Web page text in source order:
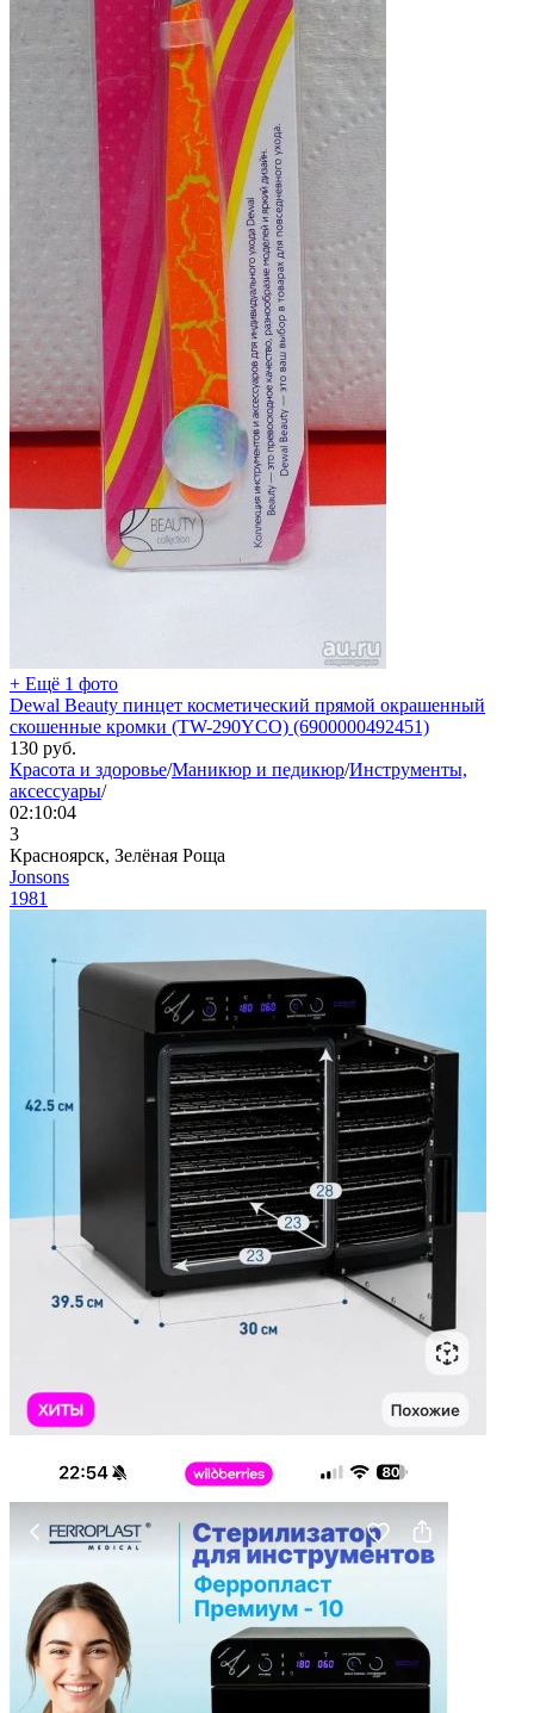
+ Ещё 1 фото
Dewal Beauty пинцет косметический прямой окрашенный
скошенные кромки (TW-290YCO) (6900000492451)
130 руб.
Красота и здоровье/Маникюр и педикюр/Инструменты,
аксессуары/
02:10:04
3
Красноярск, Зелёная Роща
Jonsons
1981